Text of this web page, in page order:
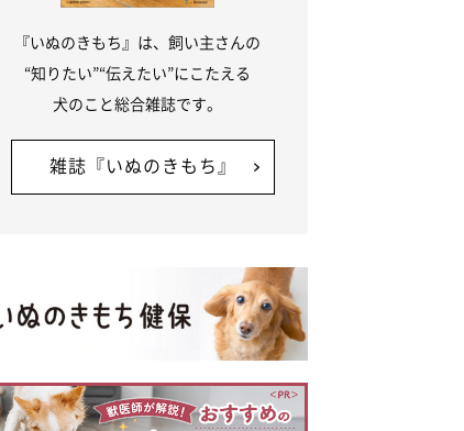
『いぬのきもち』は、飼い主さんの
“知りたい”“伝えたい”にこたえる
犬のこと総合雑誌です。
雑誌『いぬのきもち』